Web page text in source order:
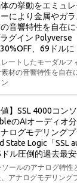
の挙動をエミュ
により金属やガ
音響特性を自在
グイン Polyverse
、69ドルに
ートしたモーダルフ
材の音響特性を自在
値】SSL 4000コン
のAIオーディオ
ログモデリング
State Logic「SSL
ル圧倒的過去最安
ソールのアナログ特
アナログモデリング